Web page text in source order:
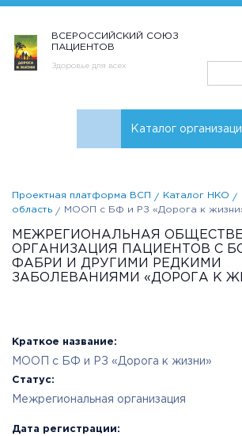
ВСЕРОССИЙСКИЙ СОЮЗ
ПАЦИЕНТОВ
Здоровье для всех
Каталог
Проектная платформа ВСП Каталог НКО
область
МООП с БФ и РЗ «Дорога к
МЕЖРЕГИОНАЛЬНАЯ
ОРГАНИЗАЦИЯ ПАЦИЕНТОВ С
ФАБРИ И ДРУГИМИ РЕДКИМИ
ЗАБОЛЕВАНИЯМИ «ДОРОГА К
Краткое название:
МООП с БФ и РЗ «Дорога к жизни»
Статус:
Межрегиональная организация
Дата регистрации: